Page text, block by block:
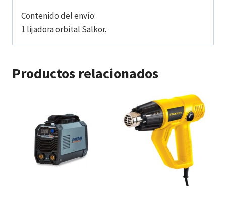
Contenido del envío:
1 lijadora orbital Salkor.
Productos relacionados